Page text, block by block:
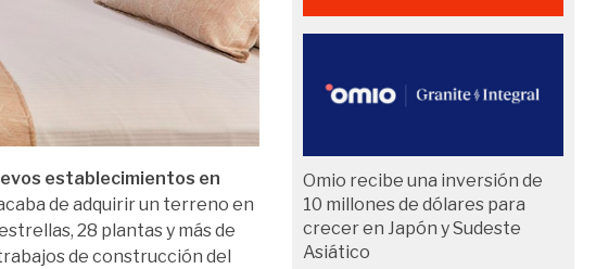
establecimientos en
de adquirir un terreno en
28 plantas y más de
de construcción del
Omio recibe una inversión de
10 millones de dólares para
crecer en Japón y Sudeste
Asiático